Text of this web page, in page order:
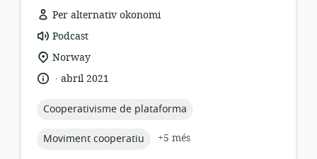
Per alternativ okonomi
format
dels
recursos:
Podcast
ubicació
rellevant:
Norway
idioma:
.
data
publicació:
abril 2021
topic:
Cooperativisme de plataforma
topic:
Moviment cooperatiu
+5 més